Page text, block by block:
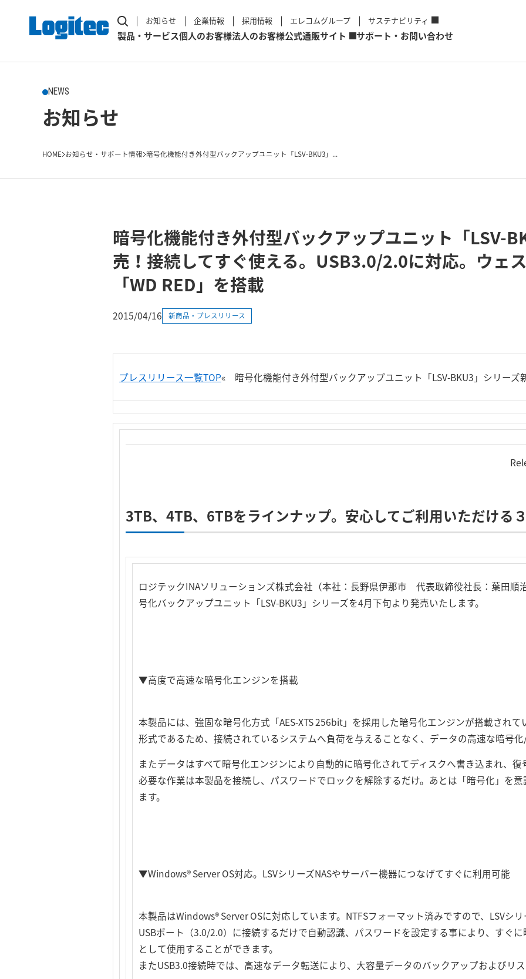
お知らせ 企業情報 採用情報 エレコムグループ サステナビリティ
製品・サービス個人のお客様法人のお客様公式通販サイト サポート・お問い合わせ
NEWS
お知らせ
HOME お知らせ・サポート情報 暗号化機能付き外付型バックアップユニット「LSV-BKU3」...
暗号化機能付き外付型バックアップユニット「LSV-
売！接続してすぐ使える。USB3.0/2.0に対応。ウェ
「WD RED」を搭載
2015/04/16 新商品・プレスリリース
プレスリリース一覧TOP« 暗号化機能付き外付型バックアップユニット「LSV-BKU3」シリーズ
3TB、4TB、6TBをラインナップ。安心してご利用いただける３
ロジテックINAソリューションズ株式会社（本社：長野県伊那市 代表取締役社長：葉田順
号化バックアップユニット「LSV-BKU3」シリーズを4月下旬より発売いたします。
▼高度で高速な暗号化エンジンを搭載
本製品には、強固な暗号化方式「AES-XTS 256bit」を採用した暗号化エンジンが搭載され
形式であるため、接続されているシステムへ負荷を与えることなく、データの高速な暗号化/
またデータはすべて暗号化エンジンにより自動的に暗号化されてディスクへ書き込まれ、復
必要な作業は本製品を接続し、パスワードでロックを解除するだけ。あとは「暗号化」を
ます。
▼Windows® Server OS対応。LSVシリーズNASやサーバー機器につなげてすぐに利用可能
本製品はWindows® Server OSに対応しています。NTFSフォーマット済みですので、LSVシ
USBポート（3.0/2.0）に接続するだけで自動認識、パスワードを設定する事により、すぐ
として使用することができます。
またUSB3.0接続時では、高速なデータ転送により、大容量データのバックアップおよびリ